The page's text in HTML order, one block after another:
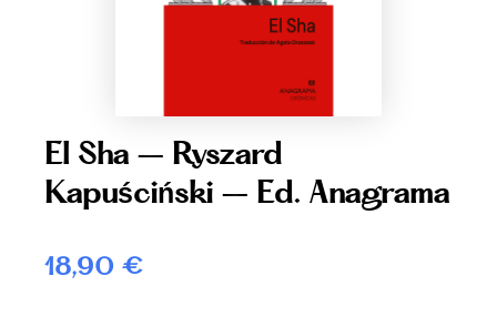
El Sha – Ryszard
Kapuściński – Ed. Anagrama
18,90 €